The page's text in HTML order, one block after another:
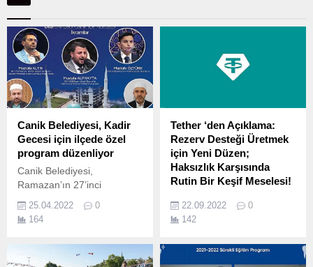
Canik Belediyesi, Kadir
Gecesi için ilçede özel
program düzenliyor
Canik Belediyesi,
Ramazan’ın 27’inci
gecesinde ilçede Kadir
Gecesi özel programı
düzenliyor.
25.04.2022
0
164
Tether ‘den Açıklama:
Rezerv Desteği Üretmek
için Yeni Düzen;
Haksızlık Karşısında
Rutin Bir Keşif Meselesi!
Tether; bir grup yatırımcının
yaklaşık 3 yıl önce kendisi
ve Bitfinex’e açtığı dava
kaleme aldı.
22.09.2022
0
142